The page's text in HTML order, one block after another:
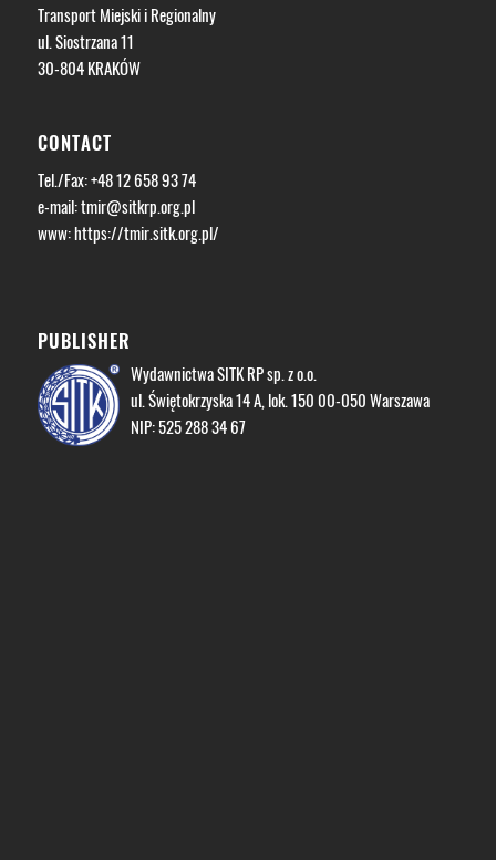
Transport Miejski i Regionalny
ul. Siostrzana 11
30-804 KRAKÓW
CONTACT
Tel./Fax: +48 12 658 93 74
e-mail:tmir@sitkrp.org.pl
www: https://tmir.sitk.org.pl/
PUBLISHER
Wydawnictwa SITK RP sp. z o.o.
ul. Świętokrzyska 14 A, lok. 150 00-050 Warszawa
NIP: 525 288 34 67